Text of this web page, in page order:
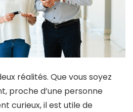
réalités. Que vous soyez
proche d’une personne
curieux, il est utile de